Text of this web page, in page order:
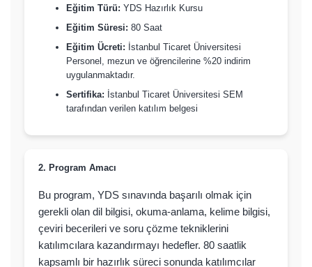
Eğitim Türü: YDS Hazırlık Kursu
Eğitim Süresi: 80 Saat
Eğitim Ücreti: İstanbul Ticaret Üniversitesi
Personel, mezun ve öğrencilerine %20 indirim
uygulanmaktadır.
Sertifika: İstanbul Ticaret Üniversitesi SEM
tarafından verilen katılım belgesi
2. Program Amacı
Bu program, YDS sınavında başarılı olmak için
gerekli olan dil bilgisi, okuma-anlama, kelime bilgisi,
çeviri becerileri ve soru çözme tekniklerini
katılımcılara kazandırmayı hedefler. 80 saatlik
kapsamlı bir hazırlık süreci sonunda katılımcılar